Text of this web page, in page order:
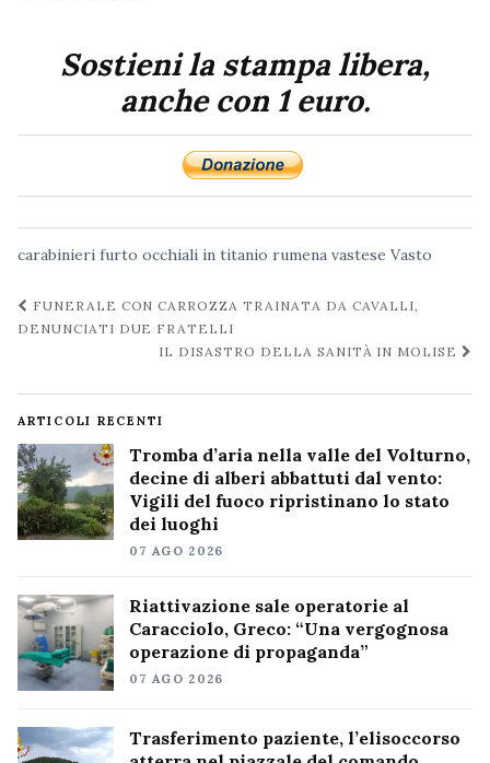
Sostieni la stampa libera,
anche con 1 euro.
carabinieri furto occhiali in titanio rumena vastese Vasto
Navigazione
post
FUNERALE CON CARROZZA TRAINATA DA CAVALLI,
DENUNCIATI DUE FRATELLI
IL DISASTRO DELLA SANITÀ IN MOLISE
ARTICOLI RECENTI
Tromba d’aria nella valle del Volturno,
decine di alberi abbattuti dal vento:
Vigili del fuoco ripristinano lo stato
dei luoghi
07 AGO 2026
Riattivazione sale operatorie al
Caracciolo, Greco: “Una vergognosa
operazione di propaganda”
07 AGO 2026
Trasferimento paziente, l’elisoccorso